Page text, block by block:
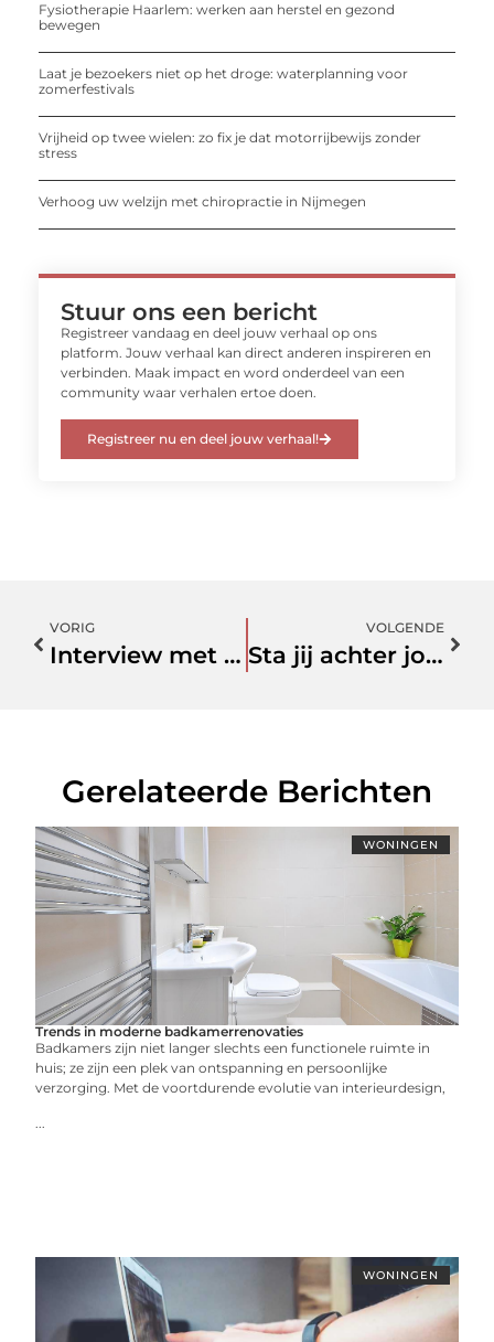
Fysiotherapie Haarlem: werken aan herstel en gezond
bewegen
Laat je bezoekers niet op het droge: waterplanning voor
zomerfestivals
Vrijheid op twee wielen: zo fix je dat motorrijbewijs zonder
stress
Verhoog uw welzijn met chiropractie in Nijmegen
Stuur ons een bericht
Registreer vandaag en deel jouw verhaal op ons
platform. Jouw verhaal kan direct anderen inspireren en
verbinden. Maak impact en word onderdeel van een
community waar verhalen ertoe doen.
Registreer nu en deel jouw verhaal!
VORIG
Interview met IOS Developer
VOLGENDE
Sta jij achter jouw team?
Gerelateerde Berichten
WONINGEN
Trends in moderne badkamerrenovaties
Badkamers zijn niet langer slechts een functionele ruimte in
huis; ze zijn een plek van ontspanning en persoonlijke
verzorging. Met de voortdurende evolutie van interieurdesign,
...
WONINGEN